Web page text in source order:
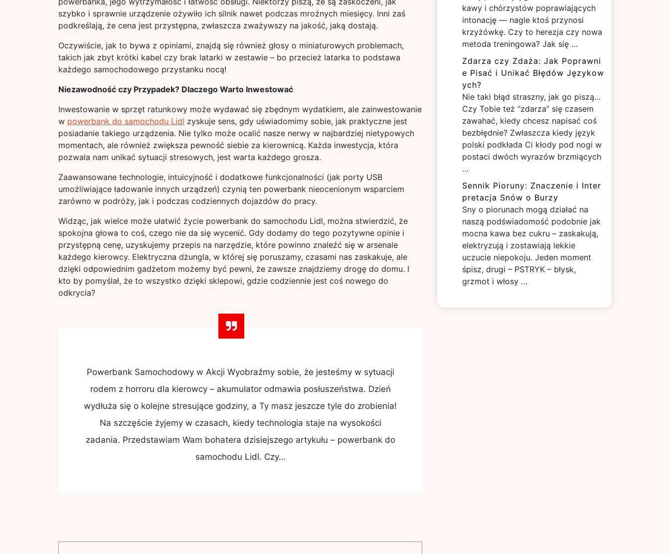
szybko i sprawnie urządzenie ożywiło ich silnik nawet podczas mroźnych miesięcy. Inni zaś
podkreślają, że cena jest przystępna, zwłaszcza zważywszy na jakość, jaką dostają.
Oczywiście, jak to bywa z opiniami, znajdą się również głosy o miniaturowych problemach,
takich jak zbyt krótki kabel czy brak latarki w zestawie – bo przecież latarka to podstawa
każdego samochodowego przystanku nocą!
Niezawodność czy Przypadek? Dlaczego Warto Inwestować
Inwestowanie w sprzęt ratunkowy może wydawać się zbędnym wydatkiem, ale zainwestowanie
w powerbank do samochodu Lidl zyskuje sens, gdy uświadomimy sobie, jak praktyczne jest
posiadanie takiego urządzenia. Nie tylko może ocalić nasze nerwy w najbardziej nietypowych
momentach, ale również zwiększa pewność siebie za kierownicą. Każda inwestycja, która
pozwala nam unikać sytuacji stresowych, jest warta każdego grosza.
Zaawansowane technologie, intuicyjność i dodatkowe funkcjonalności (jak porty USB
umożliwiające ładowanie innych urządzeń) czynią ten powerbank nieocenionym wsparciem
zarówno w podróży, jak i podczas codziennych dojazdów do pracy.
Widząc, jak wielce może ułatwić życie powerbank do samochodu Lidl, można stwierdzić, że
spokojna głowa to coś, czego nie da się wycenić. Gdy dodamy do tego pozytywne opinie i
przystępną cenę, uzyskujemy przepis na narzędzie, które powinno znaleźć się w arsenale
każdego kierowcy. Elektryczna dżungla, w której się poruszamy, czasami nas zaskakuje, ale
dzięki odpowiednim gadżetom możemy być pewni, że zawsze znajdziemy drogę do domu. I
kto by pomyślał, że to wszystko dzięki sklepowi, gdzie codziennie jest coś nowego do
odkrycia?
Powerbank Samochodowy w Akcji Wyobraźmy sobie, że jesteśmy w sytuacji
rodem z horroru dla kierowcy – akumulator odmawia posłuszeństwa. Dzień
wydłuża się o kolejne stresujące godziny, a Ty masz jeszcze tyle do zrobienia!
Na szczęście żyjemy w czasach, kiedy technologia staje na wysokości
zadania. Przedstawiam Wam bohatera dzisiejszego artykułu – powerbank do
samochodu Lidl. Czy…
kawy i chórzystów poprawiających
intonację — nagle ktoś przynosi
krzyżówkę. Czy to herezja czy nowa
metoda treningowa? Jak się …
Zdarza czy Zdaża: Jak Poprawni
e Pisać i Unikać Błędów Językow
ych?
Nie taki błąd straszny, jak go piszą…
Czy Tobie też “zdarza” się czasem
zawahać, kiedy chcesz napisać coś
bezbłędnie? Zwłaszcza kiedy język
polski podkłada Ci kłody pod nogi w
postaci dwóch wyrazów brzmiących
…
Sennik Pioruny: Znaczenie i Inter
pretacja Snów o Burzy
Sny o piorunach mogą działać na
naszą podświadomość podobnie jak
mocna kawa bez cukru – zaskakują,
elektryzują i zostawiają lekkie
uczucie niepokoju. Jeden moment
śpisz, drugi – PSTRYK – błysk,
grzmot i włosy …